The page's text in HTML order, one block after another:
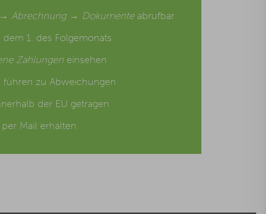
→ Abrechnung → Dokumenteabrufbar
dem 1. des Folgemonats
Zahlungen einsehen
zu Abweichungen
der EU getragen
Mail erhalten